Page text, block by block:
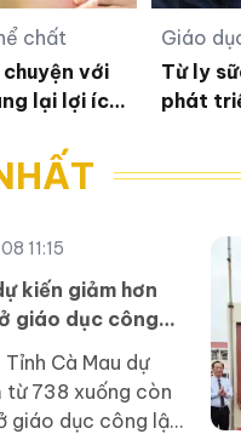
chất
với
lại lợi ích
Giáo
Từ ly
phát
11:15
kiến giảm hơn
giáo dục công
xếp
Cà Mau dự
từ 738 xuống còn
giáo dục công lập